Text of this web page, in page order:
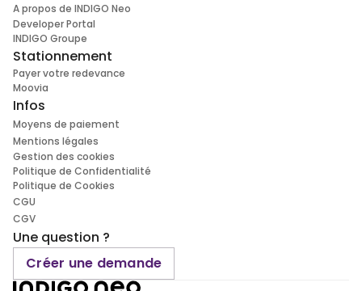
A propos de INDIGO Neo
Developer Portal
INDIGO Groupe
Stationnement
Payer votre redevance
Moovia
Infos
Moyens de paiement
Mentions légales
Gestion des cookies
Politique de Confidentialité
Politique de Cookies
CGU
CGV
Une question ?
Créer une demande